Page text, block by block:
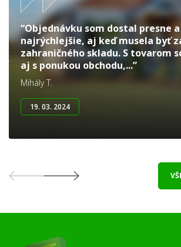
“Objednávku som dostal presne
najrýchlejšie, aj keď musela byť
zahraničného skladu. S tovarom
aj s ponukou obchodu,...”
Mihály T.
19. 03. 2024